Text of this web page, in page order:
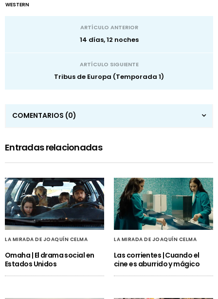
WESTERN
ARTÍCULO ANTERIOR
14 días, 12 noches
ARTÍCULO SIGUIENTE
Tribus de Europa (Temporada 1)
COMENTARIOS (0)
Entradas relacionadas
LA MIRADA DE JOAQUÍN CELMA
Omaha | El drama social en
Estados Unidos
LA MIRADA DE JOAQUÍN CELMA
Las corrientes | Cuando el
cine es aburrido y mágico